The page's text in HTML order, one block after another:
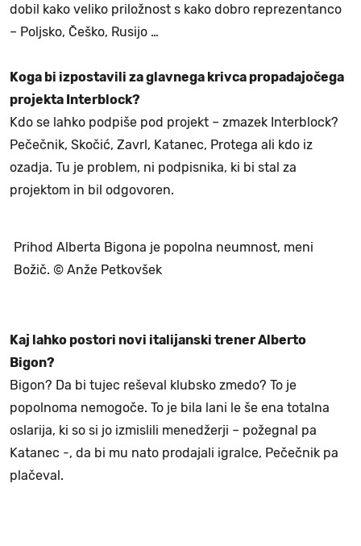
dobil kako veliko priložnost s kako dobro reprezentanco
– Poljsko, Češko, Rusijo …
Koga bi izpostavili za glavnega krivca propadajočega
projekta Interblock?
Kdo se lahko podpiše pod projekt – zmazek Interblock?
Pečečnik, Skočić, Zavrl, Katanec, Protega ali kdo iz
ozadja. Tu je problem, ni podpisnika, ki bi stal za
projektom in bil odgovoren.
Prihod Alberta Bigona je popolna neumnost, meni
Božič. © Anže Petkovšek
Kaj lahko postori novi italijanski trener Alberto
Bigon?
Bigon? Da bi tujec reševal klubsko zmedo? To je
popolnoma nemogoče. To je bila lani le še ena totalna
oslarija, ki so si jo izmislili menedžerji – požegnal pa
Katanec -, da bi mu nato prodajali igralce, Pečečnik pa
plačeval.